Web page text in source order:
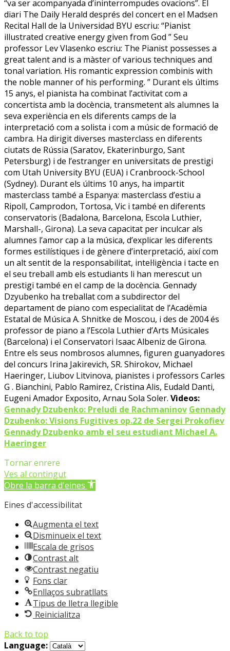
“va ser acompanyada d’ininterrompudes ovacions”. El
diari The Daily Herald després del concert en el Madsen
Recital Hall de la Universidad BYU escriu: “Pianist
illustrated creative energy given from God ” Seu
professor Lev Vlasenko escriu: The Pianist possesses a
great talent and is a màster of various techniques and
tonal variation. His romantic expression combinis with
the noble manner of his performing. ” Durant els últims
15 anys, el pianista ha combinat l’activitat com a
concertista amb la docència, transmetent als alumnes la
seva experiència en els diferents camps de la
interpretació com a solista i com a músic de formació de
cambra. Ha dirigit diverses masterclass en diferents
ciutats de Rússia (Saratov, Ekaterinburgo, Sant
Petersburg) i de l’estranger en universitats de prestigi
com Utah University BYU (EUA) i Cranbroock-School
(Sydney). Durant els últims 10 anys, ha impartit
masterclass també a Espanya: masterclass d’estiu a
Ripoll, Camprodon, Tortosa, Vic i també en diferents
conservatoris (Badalona, Barcelona, Escola Luthier,
Marshall-, Girona). La seva capacitat per inculcar als
alumnes l’amor cap a la música, d’explicar les diferents
formes estilístiques i de gènere d’interpretació, així com
un alt sentit de la responsabilitat, intel·ligència i tacte en
el seu treball amb els estudiants li han merescut un
prestigi també en el camp de la docència. Gennady
Dzyubenko ha treballat com a subdirector del
departament de piano com especialitat de l’Acadèmia
Estatal de Música A. Shnitke de Moscou, i des de 2004 és
professor de piano a l’Escola Luthier d’Arts Músicales
(Barcelona) i el Conservatori Isaac Albeniz de Girona.
Entre els seus nombrosos alumnes, figuren guanyadores
del concurs Irina Jakirevich, SR. Shirokov, Michael
Haeringer, Liubov Litvinova, pianistes i professors Carles
G . Bianchini, Pablo Ramirez, Cristina Alis, Eudald Danti,
Eugeni Amador Exposito, Arnau Sola Soler. Vìdeos:
Gennady Dzubenko: Preludi de Rachmaninov Gennady
Dzubenko: Visions Fugitives op.22 de Sergei Prokofiev
Gennady Dzubenko amb el seu estudiant Michael A.
Haeringer
Tornar enrere
Ves al contingut
Obre la barra d'eines
Eines d'accessibilitat
Augmenta el text
Disminueix el text
Escala de grisos
Contrast alt
Contrast negatiu
Fons clar
Enllaços subratllats
Tipus de lletra llegible
Reinicialitza
Back to top
Language: